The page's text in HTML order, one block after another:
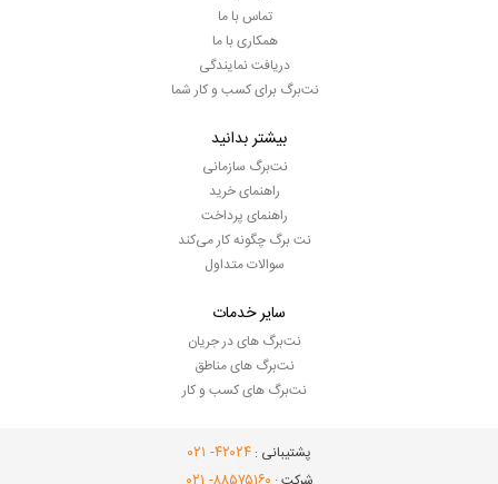
تماس با ما
همکاری با ما
دریافت نمایندگی
نت‌برگ برای کسب و کار شما
بیشتر بدانید
نت‌برگ سازمانی
راهنمای خرید
راهنمای پرداخت
نت برگ چگونه کار می‌کند
سوالات متداول
سایر خدمات
نت‌برگ های در جریان
نت‌برگ های مناطق
نت‌برگ های کسب و کار
پشتیبانی : ۴۲۰۲۴- ۰۲۱